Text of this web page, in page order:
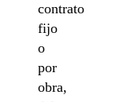
contrato
fijo
o
por
obra,